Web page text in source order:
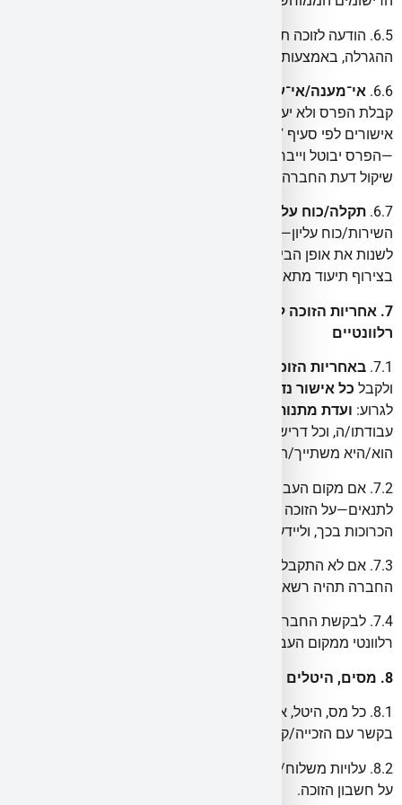
6.5. הודעה לזוכה תימסר בתוך עד
ההגרלה, באמצעות פרטי ההתקשרות שמסר/ה בעת ההרשמה.
6.6. אי־מענה/אי־עמידה בתנאים
קבלת הפרס ולא יעמוד/תעמוד בכל התנאים בתקנון (לרבות
אישורים לפי סעיף 7) בתוך
—הפרס יבוטל וייבחר זוכה חלופי בהגרלה חוזרת/סבב הבא, לפי
שיקול דעת החברה.
6.7. תקלה/כוח עליון
השירות/כוח עליון—החברה רשאית לדחות את מועד ההגרלה,
לשנות את אופן הביצוע או להשתמש בכל אמצעי הוגן חלופי,
בצירוף תיעוד מתאים.
7. אחריות הזוכה לאישורים מול מקום העבודה וגורמים
רלוונטיים
7.1. באחריות הזוכה בלבד
ולקבל כל אישור נדרש
לגרוע: ועדת מתנות/אתיקה/ציות/רכש/משפטית
עבודתו/ה, וכל דרישה פנימית אחרת של המעסיק או הגוף אליו
הוא/היא משתייך/ת.
7.2. אם מקום העבודה/הגוף
לתנאים—על הזוכה לפעול בהתאם, לשאת בכל האחריות והעלויות
הכרוכות בכך, וליידע את החברה ללא דיחוי.
7.3. אם לא התקבל אישור כנדרש—
החברה תהיה רשאית לבחור זוכה חלופי.
7.4. לבקשת החברה, הזוכה ימציא/תמציא
רלוונטי ממקום העבודה כתנאי למסירת הפרס.
8. מסים, היטלים ועלויות נלוות
8.1. כל מס, היטל, אגרה או תשלום חובה (אם יחולו לפי כל דין)
בקשר עם הזכייה/קבלת הפרס—יחולו וישולמו על-ידי הזוכה בלבד.
8.2. עלויות משלוח/איסוף/אביזרים/ביטוח/הפעלה—ככל שישנן—
על חשבון הזוכה.